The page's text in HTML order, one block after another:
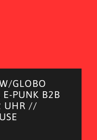
GLOBO
E-PUNK B2B
UHR //